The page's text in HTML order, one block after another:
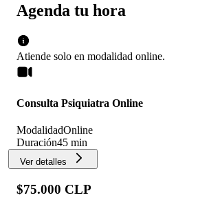
Agenda tu hora
Atiende solo en modalidad online.
Consulta Psiquiatra Online
ModalidadOnline
Duración45 min
Ver detalles
$75.000 CLP